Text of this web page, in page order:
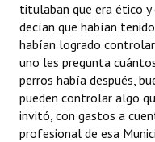
titulaban que era ético
decían que habían
habían logrado
uno les pregunta
perros había después,
pueden controlar algo
invitó, con gastos a
profesional de esa